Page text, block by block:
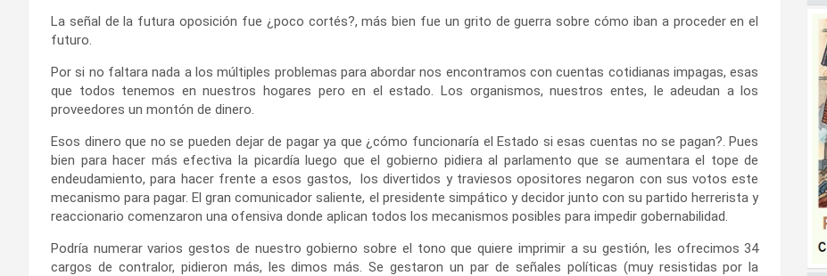
La señal de la futura oposición fue ¿poco cortés?, más bien fue un grito de guerra sobre cómo iban a proceder en el
futuro.
Por si no faltara nada a los múltiples problemas para abordar nos encontramos con cuentas cotidianas impagas, esas
que todos tenemos en nuestros hogares pero en el estado. Los organismos, nuestros entes, le adeudan a los
proveedores un montón de dinero.
Esos dinero que no se pueden dejar de pagar ya que ¿cómo funcionaría el Estado si esas cuentas no se pagan?. Pues
bien para hacer más efectiva la picardía luego que el gobierno pidiera al parlamento que se aumentara el tope de
endeudamiento, para hacer frente a esos gastos, los divertidos y traviesos opositores negaron con sus votos este
mecanismo para pagar. El gran comunicador saliente, el presidente simpático y decidor junto con su partido herrerista y
reaccionario comenzaron una ofensiva donde aplican todos los mecanismos posibles para impedir gobernabilidad.
Podría numerar varios gestos de nuestro gobierno sobre el tono que quiere imprimir a su gestión, les ofrecimos 34
cargos de contralor, pidieron más, les dimos más. Se gestaron un par de señales políticas (muy resistidas por la